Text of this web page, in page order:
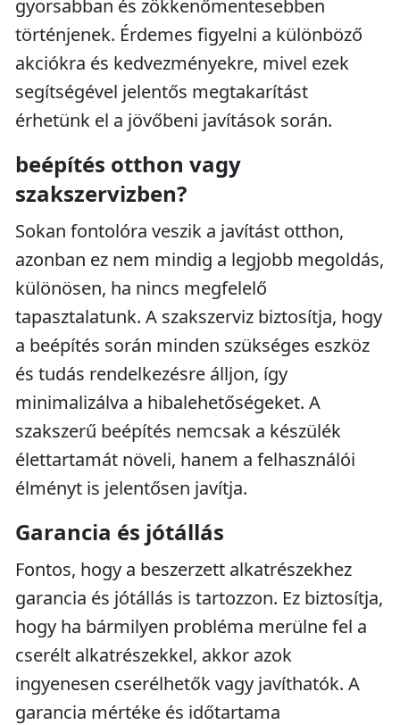
gyorsabban és zökkenőmentesebben
történjenek. Érdemes figyelni a különböző
akciókra és kedvezményekre, mivel ezek
segítségével jelentős megtakarítást
érhetünk el a jövőbeni javítások során.
beépítés otthon vagy
szakszervizben?
Sokan fontolóra veszik a javítást otthon,
azonban ez nem mindig a legjobb megoldás,
különösen, ha nincs megfelelő
tapasztalatunk. A szakszerviz biztosítja, hogy
a beépítés során minden szükséges eszköz
és tudás rendelkezésre álljon, így
minimalizálva a hibalehetőségeket. A
szakszerű beépítés nemcsak a készülék
élettartamát növeli, hanem a felhasználói
élményt is jelentősen javítja.
Garancia és jótállás
Fontos, hogy a beszerzett alkatrészekhez
garancia és jótállás is tartozzon. Ez biztosítja,
hogy ha bármilyen probléma merülne fel a
cserélt alkatrészekkel, akkor azok
ingyenesen cserélhetők vagy javíthatók. A
garancia mértéke és időtartama